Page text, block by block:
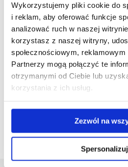
Wykorzystujemy pliki cookie do
i reklam, aby oferować funkcje
analizować ruch w naszej
korzystasz z naszej witryny,
społecznościowym, reklamowym
Partnerzy mogą połączyć te
otrzymanymi od Ciebie lub
korzystania z ich usług.
Zezwól na
Spersonalizuj
Opiekun naukowy: dr Anna
mail:adworak@ur.edu.pl
Zachęcamy też do śledzenia
społecznościowych:
Facebook:https://
https://